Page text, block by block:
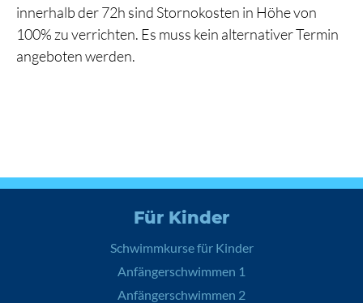
innerhalb der 72h sind Stornokosten in Höhe von
100% zu verrichten. Es muss kein alternativer Termin
angeboten werden.
Für Kinder
Schwimmkurse für Kinder
Anfängerschwimmen 1
Anfängerschwimmen 2